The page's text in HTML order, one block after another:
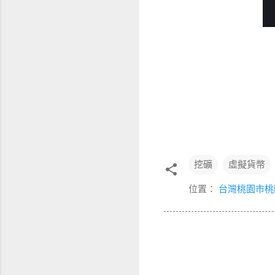
挖礦 虛擬貨幣
位置： 台灣桃園市